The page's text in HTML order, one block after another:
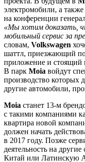
электромобили, а
на конференции
«Мы хотим доказать,
мобильный сервис за
словам, Volkswagen
шаттл, приезжающий по
приложение и стоящий
В парк Moia войдут
производство которых
другие автомобили,
Moia станет 13-м
с такими компаниями
квартира новой
должен начать
в 2017 году. Позже
деятельность на
Китай или Латинскую